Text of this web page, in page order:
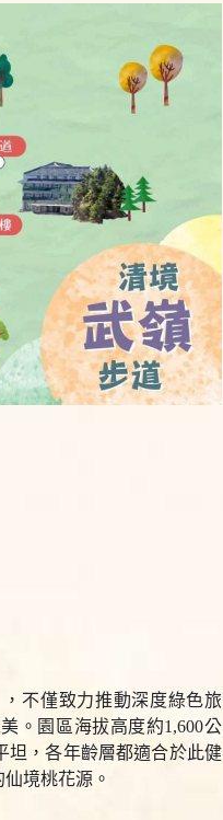
不僅致力推動深度綠色旅
。園區海拔高度約1,600公
坦，各年齡層都適合於此健
境桃花源。